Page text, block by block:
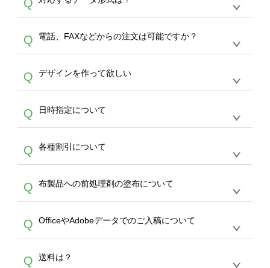
生産にて承っております。デザインツールから
デザインの作成から決済まで完了できます。
30枚以上やシルク印刷など、大口注文の場合
は、サポートが担当するエコバッグコンシェル
やタンブラーコンシェルをご利用ください。製
作する数量が多ければ多いほど、オンデマンド
サービスよりも低価格で製作することが可能で
す。
Q
A
ドできるデータ形式は、JPG / PNG / AI / PSD /
PDF 形式になります。データの最大サイズ
写真などもアップロード可能です。使用できな
い画像はエラーになります。（※ Illustratorか
らの直接入稿には対応していません。AIで保存
し、デザインツールからアップロードして下さ
い）
Q 電話、FAXなどからの注文は可能ですか？
A
文のみ受け付けております。30個以上のご製
作をお考えの方は、サポートが担当するエコバ
スをご利用頂ければ、電話やFAX、メールなど
でご注文が可能です。
Q デザインを作って欲しい
A
を作って欲しい。などの場合は、製作数量が
30個以上であれば、サポート担当が、デザイ
バッグコンシェル
サー
ビスをご利用ください。(※ 30個以下の場合
は、デザインツールをご利用ください)
Q 日時指定について
A
ん。発送後18時以降に配送業者・伝票番号を
メールでお知らせいたしますので、直接配送業
者にご連絡いただき調整をお願い致します。
Q 各種割引について
A
カート内で自動的に割引(最大50%)が適用され
ます。 【付与ポイント】購入金額の1％が1ポ
イントとして付与され、次回ご注文時に1ポイ
ント＝1円としてお使いいただけます。ポイン
トは発送完了の翌日に付与され、次回ご注文時
からご利用頂けます。ポイントの有効期限は一
年間です。【会員ランク】過去10カ月のご注
Q 布製品への前処理剤の塗布について
A
意点（前処理剤）】カラー生地（Tシャツのホ
ワイト、トートバッグのナチュラル、ホワイト
といって、プリントを定着させるための処理剤
Q OfficeやAdobeデータでのご入稿について
A
ません。いずれのデータも該当デザインのみ画
Q 送料は？